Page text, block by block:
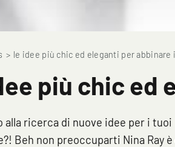
> le idee più chic ed eleganti per abbinare
più chic ed
alla ricerca di nuove idee per i
Beh non preoccuparti Nina Ray